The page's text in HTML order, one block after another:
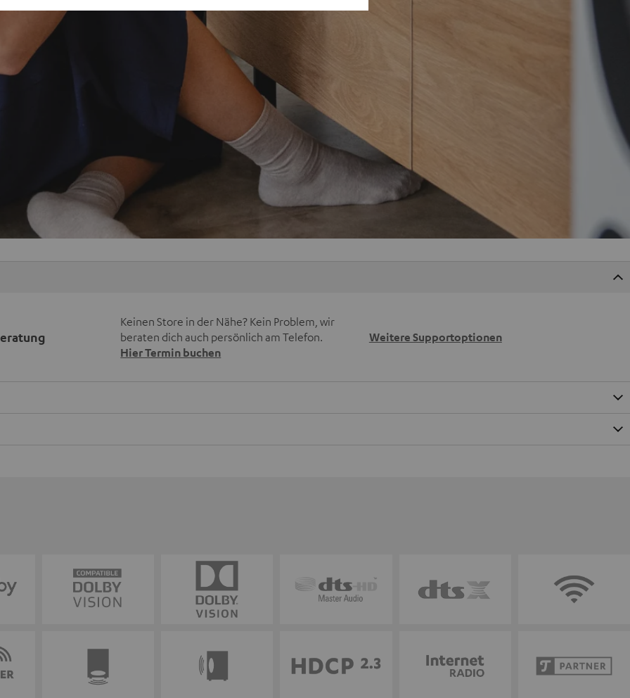
Keinen Store in der Nähe? Kein Problem, wir
beraten dich auch persönlich am Telefon.
Hier Termin buchen
Weitere Supportoptionen